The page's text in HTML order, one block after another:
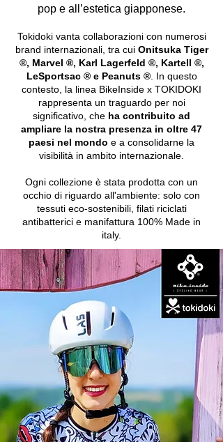
pop e all’estetica giapponese.
Tokidoki vanta collaborazioni con numerosi
brand internazionali, tra cui Onitsuka Tiger
®, Marvel ®, Karl Lagerfeld ®, Kartell ®,
LeSportsac ® e Peanuts ®. In questo
contesto, la linea BikeInside x TOKIDOKI
rappresenta un traguardo per noi
significativo, che ha contribuito ad
ampliare la nostra presenza in oltre 47
paesi nel mondo e a consolidarne la
visibilità in ambito internazionale.
Ogni collezione è stata prodotta con un
occhio di riguardo all'ambiente: solo con
tessuti eco-sostenibili, filati riciclati
antibatterici e manifattura 100% Made in
italy.